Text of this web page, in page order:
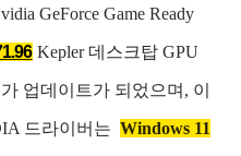
GeForce Game Ready
Kepler 데스크탑 GPU
업데이트가 되었으며, 이
드라이버는 Windows 11